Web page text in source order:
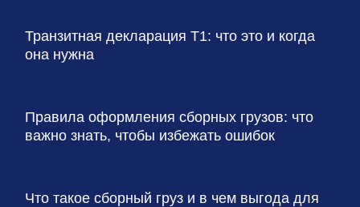
Транзитная декларация T1: что это и когда
она нужна
Правила оформления сборных грузов: что
важно знать, чтобы избежать ошибок
Что такое сборный груз и в чем выгода для